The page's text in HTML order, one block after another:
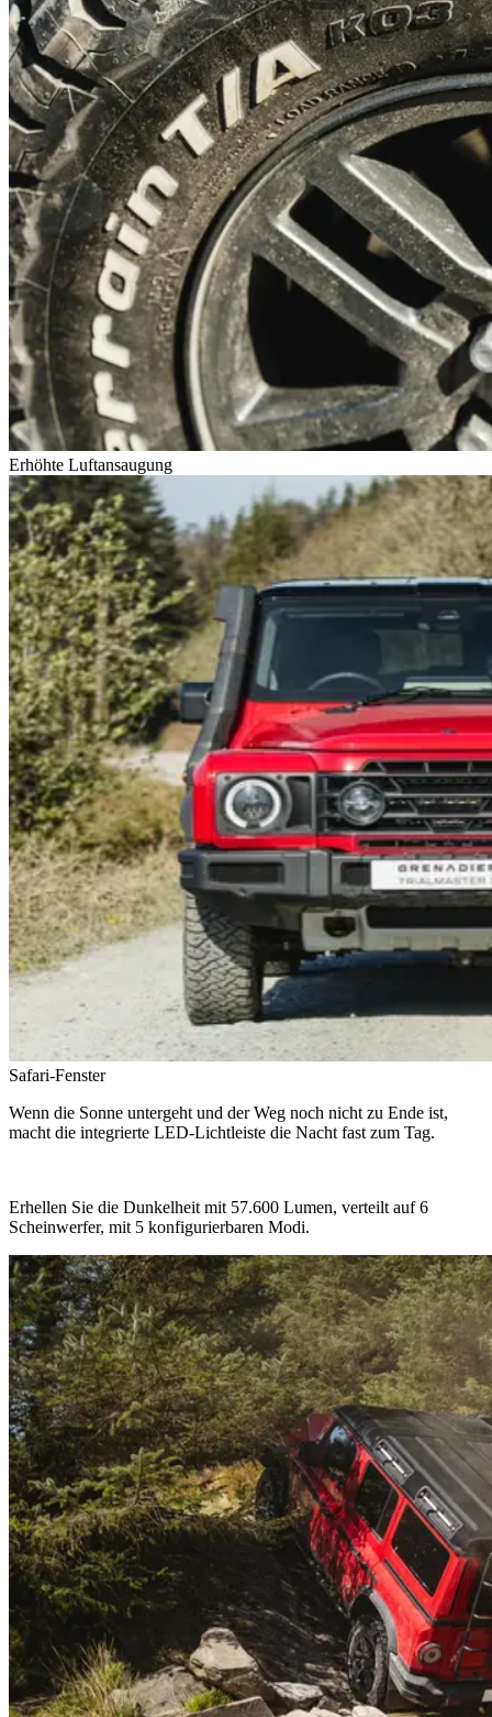
Erhöhte Luftansaugung
Safari-Fenster
Wenn die Sonne untergeht und der Weg noch nicht zu Ende ist,
macht die integrierte LED-Lichtleiste die Nacht fast zum Tag.
Erhellen Sie die Dunkelheit mit 57.600 Lumen, verteilt auf 6
Scheinwerfer, mit 5 konfigurierbaren Modi.